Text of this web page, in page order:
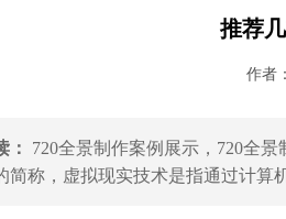
推荐
作者
：
720全景制作案例展示，720全
简称，虚拟现实技术是指通过计算